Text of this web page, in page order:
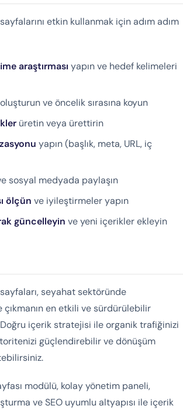
etkin kullanmak için adım adım
araştırması yapın ve hedef kelimeleri
oluşturun ve öncelik sırasına koyun
üretin veya ürettirin
yapın (başlık, meta, URL, iç
sosyal medyada paylaşın
ölçün ve iyileştirmeler yapın
güncelleyin ve yeni içerikler ekleyin
seyahat sektöründe
en etkili ve sürdürülebilir
içerik stratejisi ile organik trafiğinizi
güçlendirebilir ve dönüşüm
modülü, kolay yönetim paneli,
ve SEO uyumlu altyapısı ile içerik